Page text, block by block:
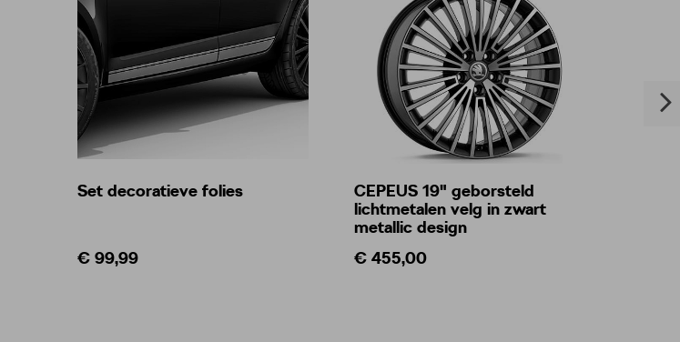
Set decoratieve folies
€ 99,99
CEPEUS 19" geborsteld
lichtmetalen velg in zwart
metallic design
€ 455,00